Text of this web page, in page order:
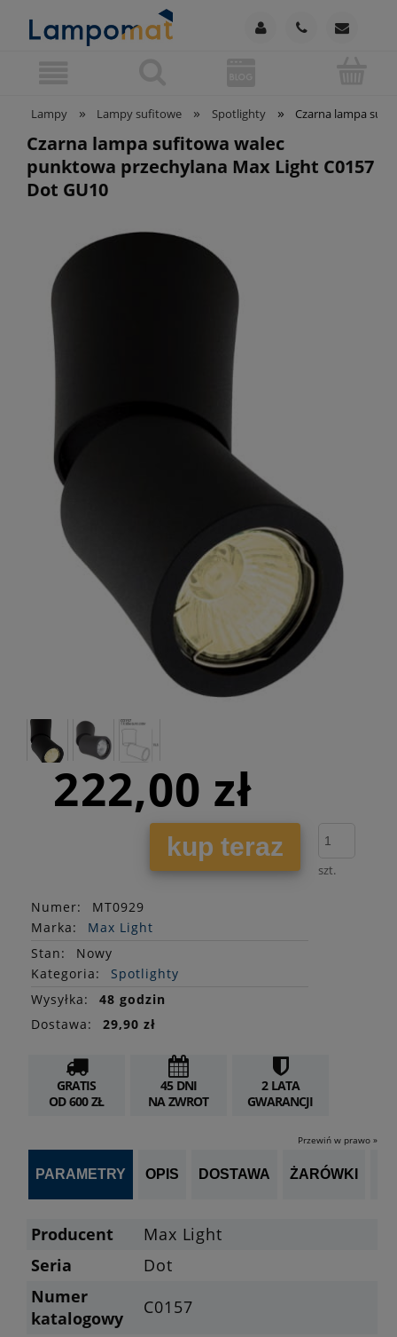
Lampy » Lampy sufitowe » Spotlighty » Czarna lampa
Czarna lampa sufitowa walec
punktowa przechylana Max Light C0157
Dot GU10
222,00 zł
kup teraz
szt.
Numer:
MT0929
Marka:
Max Light
Stan:
Nowy
Kategoria:
Spotlighty
Wysyłka:
48 godzin
Dostawa:
29,90 zł
GRATIS
OD 600 ZŁ
45 DNI
NA ZWROT
2 LATA
GWARANCJI
Przewiń w prawo »
PARAMETRY OPIS DOSTAWA ŻARÓWKI
Producent
Max Light
Seria
Dot
Numer
katalogowy
C0157